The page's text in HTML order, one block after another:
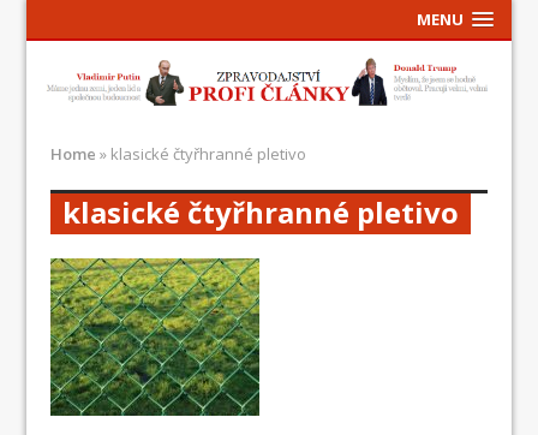
MENU
Home » klasické čtyřhranné pletivo
klasické čtyřhranné pletivo